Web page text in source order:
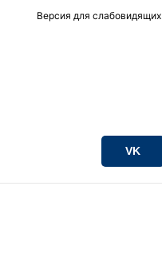
Версия для слабовидящих
VK